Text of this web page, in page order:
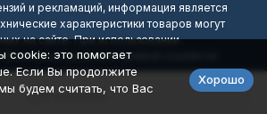
В корзину
и рекламаций, информация является
характеристики товаров могут
на сайте. При использовании
указание прямой ссылки на
cookie: это помогает
Если Вы продолжите
будем считать, что Вас
Хорошо